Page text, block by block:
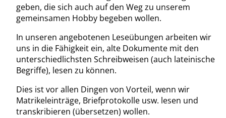
geben, die sich auch auf den Weg zu unserem
gemeinsamen Hobby begeben wollen.
In unseren angebotenen Leseübungen arbeiten wir
uns in die Fähigkeit ein, alte Dokumente mit den
unterschiedlichsten Schreibweisen (auch lateinische
Begriffe), lesen zu können.
Dies ist vor allen Dingen von Vorteil, wenn wir
Matrikeleinträge, Briefprotokolle usw. lesen und
transkribieren (übersetzen) wollen.